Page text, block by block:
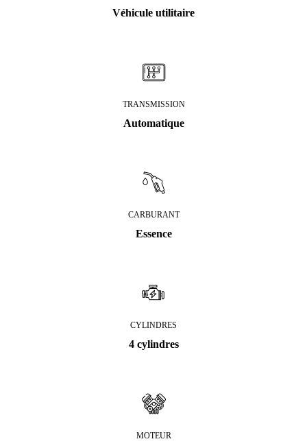
Véhicule utilitaire
TRANSMISSION
Automatique
CARBURANT
Essence
CYLINDRES
4 cylindres
MOTEUR